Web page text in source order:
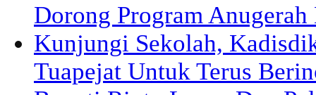
Dorong Program
Kunjungi Sekolah,
Tuapejat Untuk Terus